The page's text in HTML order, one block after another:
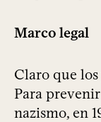
Marco legal
Claro que
Para
nazismo, en